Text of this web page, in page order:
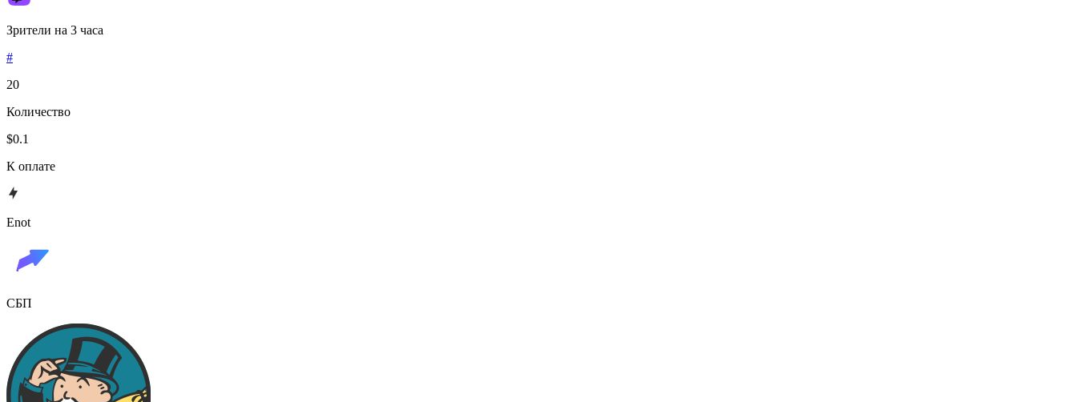
Зрители на 3 часа
#
20
Количество
$0.1
К оплате
Enot
СБП